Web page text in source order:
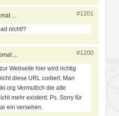
... #1201
nicht!?
... #1200
Webseite hier wird richtig
diese URL codiert. Man
Vermutlich die alte
mehr existent. Ps. Sorry für
ein versehen.